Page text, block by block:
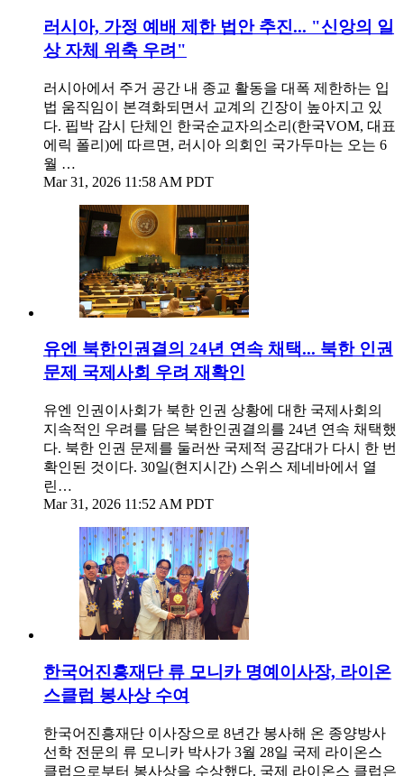
러시아, 가정 예배 제한 법안 추진... "신앙의 일
상 자체 위축 우려"
러시아에서 주거 공간 내 종교 활동을 대폭 제한하는 입
법 움직임이 본격화되면서 교계의 긴장이 높아지고 있
다. 핍박 감시 단체인 한국순교자의소리(한국VOM, 대표
에릭 폴리)에 따르면, 러시아 의회인 국가두마는 오는 6
월 …
Mar 31, 2026 11:58 AM PDT
유엔 북한인권결의 24년 연속 채택... 북한 인권
문제 국제사회 우려 재확인
유엔 인권이사회가 북한 인권 상황에 대한 국제사회의
지속적인 우려를 담은 북한인권결의를 24년 연속 채택했
다. 북한 인권 문제를 둘러싼 국제적 공감대가 다시 한 번
확인된 것이다. 30일(현지시간) 스위스 제네바에서 열
린…
Mar 31, 2026 11:52 AM PDT
한국어진흥재단 류 모니카 명예이사장, 라이온
스클럽 봉사상 수여
한국어진흥재단 이사장으로 8년간 봉사해 온 종양방사
선학 전문의 류 모니카 박사가 3월 28일 국제 라이온스
클럽으로부터 봉사상을 수상했다. 국제 라이온스 클럽은